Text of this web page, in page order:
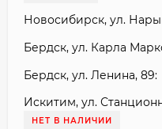
Новосибирск, ул.
Бердск, ул. Карла
Бердск, ул. Ленина, 89:
Искитим, ул.
НЕТ В НАЛИЧИИ